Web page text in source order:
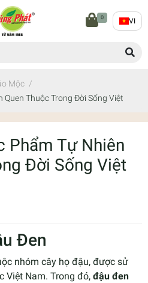
0 VI
Mộc /
Thuộc Trong Đời Sống Việt
Phẩm Tự Nhiên
Đời Sống Việt
Đen
nhóm cây họ đậu, được sử
Việt Nam. Trong đó, đậu đen